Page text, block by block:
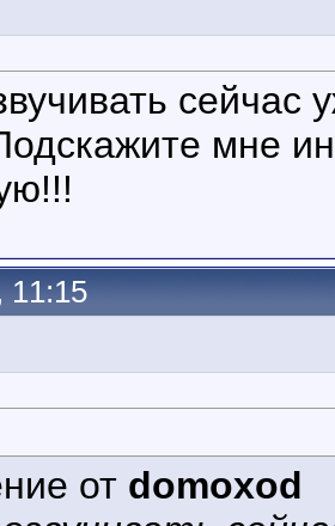
сейчас
мне
11:15
от domoxod